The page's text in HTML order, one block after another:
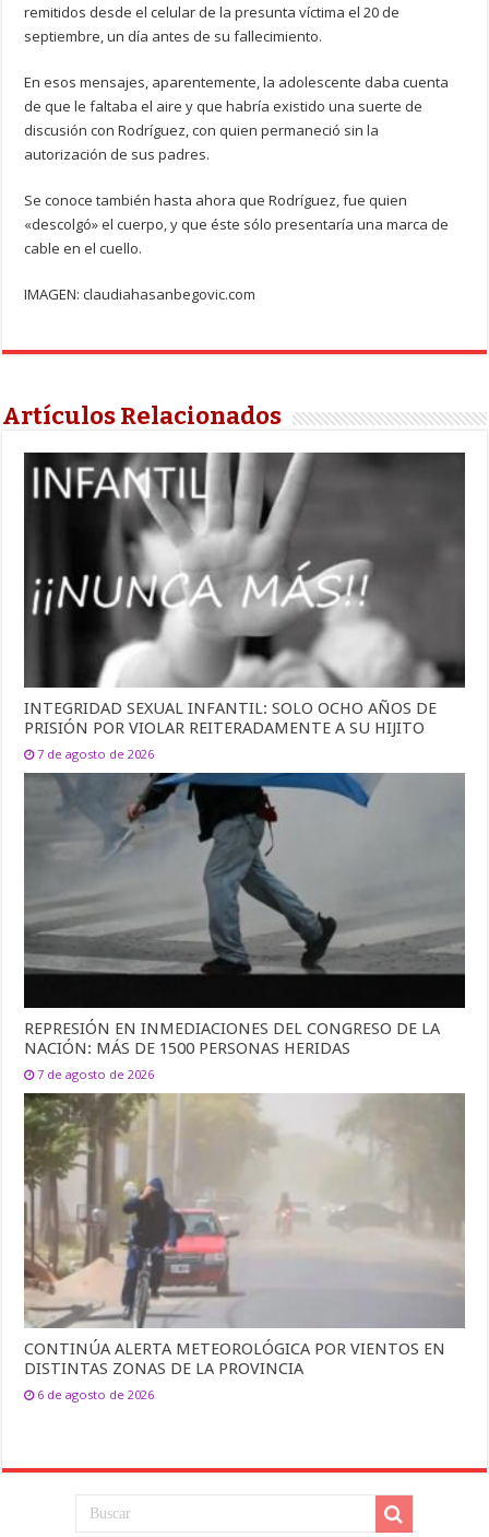
remitidos desde el celular de la presunta víctima el 20 de
septiembre, un día antes de su fallecimiento.
En esos mensajes, aparentemente, la adolescente daba cuenta
de que le faltaba el aire y que habría existido una suerte de
discusión con Rodríguez, con quien permaneció sin la
autorización de sus padres.
Se conoce también hasta ahora que Rodríguez, fue quien
«descolgó» el cuerpo, y que éste sólo presentaría una marca de
cable en el cuello.
IMAGEN: claudiahasanbegovic.com
Artículos Relacionados
INTEGRIDAD SEXUAL INFANTIL: SOLO OCHO AÑOS DE
PRISIÓN POR VIOLAR REITERADAMENTE A SU HIJITO
7 de agosto de 2026
REPRESIÓN EN INMEDIACIONES DEL CONGRESO DE LA
NACIÓN: MÁS DE 1500 PERSONAS HERIDAS
7 de agosto de 2026
CONTINÚA ALERTA METEOROLÓGICA POR VIENTOS EN
DISTINTAS ZONAS DE LA PROVINCIA
6 de agosto de 2026